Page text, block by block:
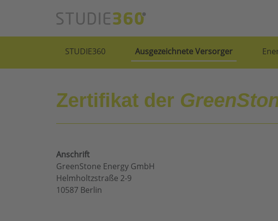
STUDIE360 Ausgezeichnete Versorger
Zertifikat der
Anschrift
GreenStone Energy GmbH
Helmholtzstraße 2-9
10587 Berlin